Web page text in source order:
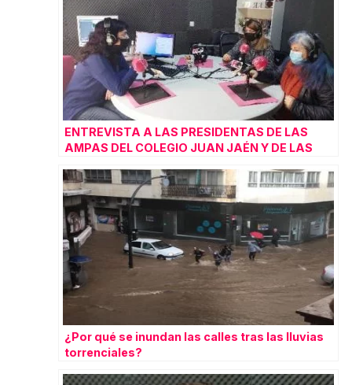
ENTREVISTA A LAS PRESIDENTAS DE LAS
AMPAS DEL COLEGIO JUAN JAÉN Y DE LAS
¿Por qué se inundan las calles tras las lluvias
torrenciales?